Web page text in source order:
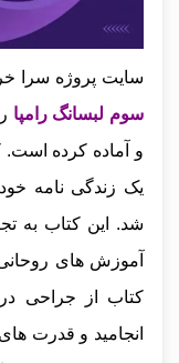
سایت پروژه سرا
سوم لبسانگ رامپا
و آماده کرده است.
شد. این کتاب به
آموزش‌ های
کتاب از جراحی
انجامید و قدرت‌